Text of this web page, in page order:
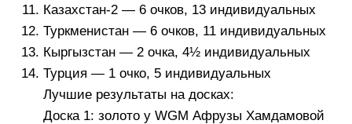
Казахстан-2 — 6 очков, 13 индивидуальных
Туркменистан — 6 очков, 11 индивидуальных
Кыргызстан — 2 очка, 4½ индивидуальных
Турция — 1 очко, 5 индивидуальных
Лучшие результаты на досках:
Доска 1: золото у WGM Афрузы Хамдамовой